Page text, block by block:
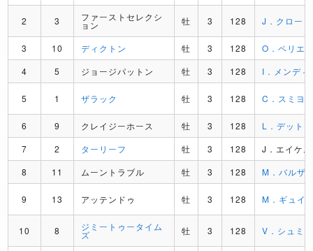
2 3 ファーストセレクシ
ョン 牡 3 128 J．クロー
3 10 ディクトン 牡 3 128
O．ペリエ
4
5 ジョージパットン 牡 3 128 I．メンディ
5 1 ザラック 牡 3 128 C．スミヨ
6 9 クレイジーホース 牡 3 128
L．デット
7
2 ターリーフ 牡 3 128
J．エイケム
8
11 ムーントラブル 牡 3 128 M．バルザ
9 13 アッテンドゥ 牡 3 128 M．ギュイ
10 8 ジミートゥータイム
ズ 牡 3 128 V．シュミ